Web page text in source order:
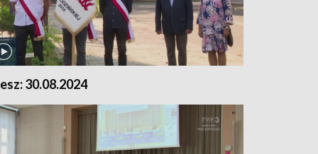
30.08.2024